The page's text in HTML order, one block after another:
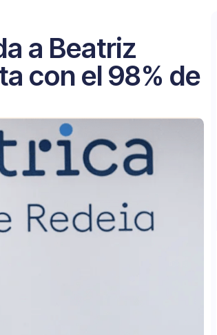
a Beatriz
con el 98% de